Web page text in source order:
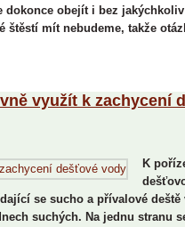
dokonce obejít i bez
štěstí mít nebudeme, takže
využít k zachycení
K
se sucho a přívalové
suchých. Na jednu stranu